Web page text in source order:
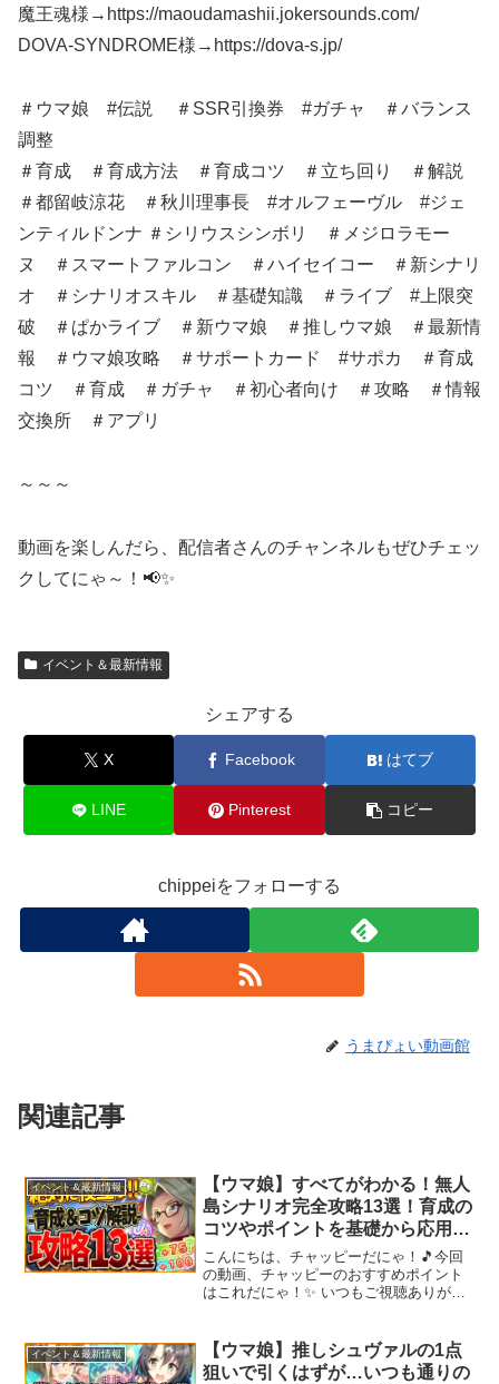
魔王魂様→https://maoudamashii.jokersounds.com/
DOVA-SYNDROME様→https://dova-s.jp/
＃ウマ娘 #伝説 ＃SSR引換券 #ガチャ ＃バランス
調整
＃育成 ＃育成方法 ＃育成コツ ＃立ち回り ＃解説
＃都留岐涼花 ＃秋川理事長 #オルフェーヴル #ジェ
ンティルドンナ ＃シリウスシンボリ ＃メジロラモー
ヌ ＃スマートファルコン ＃ハイセイコー ＃新シナリ
オ ＃シナリオスキル ＃基礎知識 ＃ライブ #上限突
破 ＃ぱかライブ ＃新ウマ娘 ＃推しウマ娘 ＃最新情
報 ＃ウマ娘攻略 ＃サポートカード​​ #サポカ ＃育成
コツ​​ ＃育成​​​​​​​​​ ＃ガチャ ＃初心者向け​​​​​​​​​ ＃攻略​​​​​​​​​ ＃情報
交換所​​​​​​​​​ ＃アプリ
～～～
動画を楽しんだら、配信者さんのチャンネルもぜひチェッ
クしてにゃ～！📢✨
イベント＆最新情報
シェアする
X Facebook はてブ
LINE Pinterest コピー
chippeiをフォローする
うまぴょい動画館
関連記事
イベント＆最新情報
【ウマ娘】すべてがわかる！無人
島シナリオ完全攻略13選！育成の
コツやポイントを基礎から応用ま
でまとめ！絶対に役立つ解説！発
展Pt/評価会/施設Lv/サポカ編成/ス
ピ5/建設計画【新シナリオ攻略】
こんにちは、チャッピーだにゃ！🎵今回
の動画、チャッピーのおすすめポイント
はこれだにゃ！✨ いつもご視聴ありがと
解説 【✅無人島シナリオ/新シナリオ関
連】★無人島シナリ...
イベント＆最新情報
【ウマ娘】推しシュヴァルの1点
狙いで引くはずが…いつも通りの